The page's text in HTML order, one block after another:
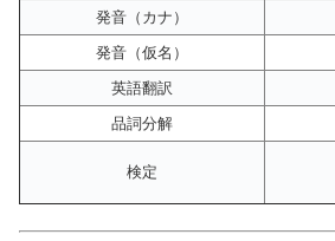
発音（カナ）
発音（仮名）
英語翻訳
品詞分解
検定